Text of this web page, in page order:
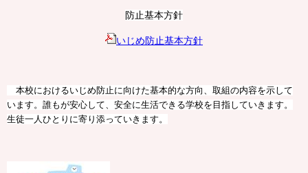
防止基本方針
いじめ防止基本方針
本校におけるいじめ防止に向けた基本的な方向、取組の内容を示して
います。誰もが安心して、安全に生活できる学校を目指していきます。
生徒一人ひとりに寄り添っていきます。